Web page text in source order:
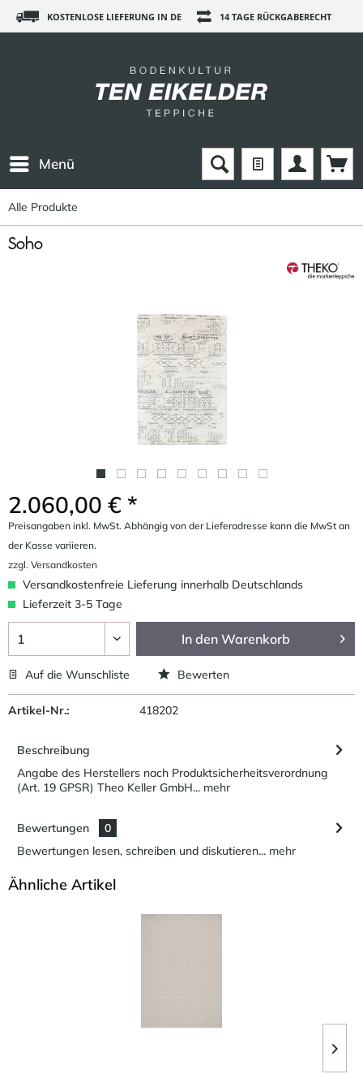
KOSTENLOSE LIEFERUNG IN DE 14 TAGE RÜCKGABERECHT
Menü
Alle Produkte
Soho
2.060,00 € *
Preisangaben inkl. MwSt. Abhängig von der Lieferadresse kann die MwSt an
der Kasse variieren.
zzgl. Versandkosten
Versandkostenfreie Lieferung innerhalb Deutschlands
Lieferzeit 3-5 Tage
In den Warenkorb
Auf die Wunschliste Bewerten
Artikel-Nr.: 418202
Beschreibung
Angabe des Herstellers nach Produktsicherheitsverordnung
(Art. 19 GPSR) Theo Keller GmbH... mehr
Bewertungen
0
Bewertungen lesen, schreiben und diskutieren... mehr
Ähnliche Artikel